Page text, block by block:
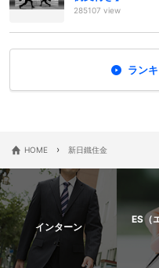
285107 view
ラン
HOME › 新日鐵住金
インターン
ES（